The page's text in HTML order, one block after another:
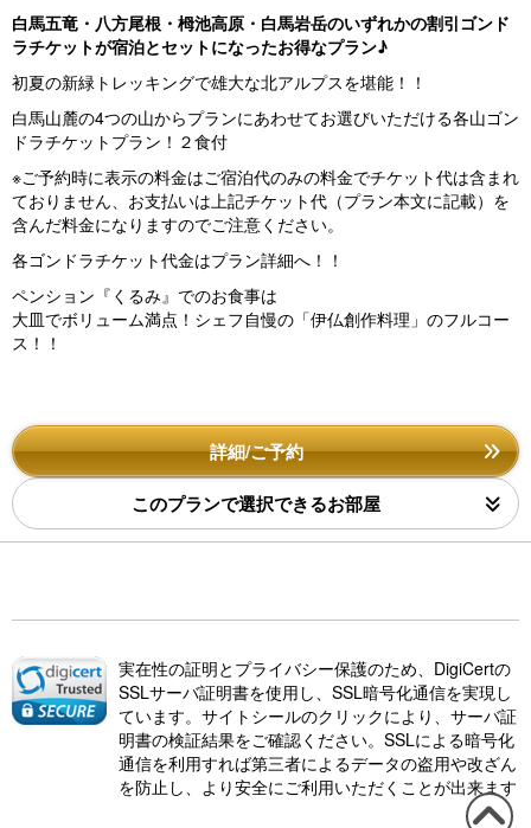
白馬五竜・八方尾根・栂池高原・白馬岩岳のいずれかの割引ゴンド
ラチケットが宿泊とセットになったお得なプラン♪
初夏の新緑トレッキングで雄大な北アルプスを堪能！！
白馬山麓の4つの山からプランにあわせてお選びいただける各山ゴン
ドラチケットプラン！２食付
※ご予約時に表示の料金はご宿泊代のみの料金でチケット代は含まれ
ておりません、お支払いは上記チケット代（プラン本文に記載）を
含んだ料金になりますのでご注意ください。
各ゴンドラチケット代金はプラン詳細へ！！
ペンション『くるみ』でのお食事は
大皿でボリューム満点！シェフ自慢の「伊仏創作料理」のフルコー
ス！！
詳細/ご予約
このプランで選択できるお部屋
実在性の証明とプライバシー保護のため、DigiCertの
SSLサーバ証明書を使用し、SSL暗号化通信を実現し
ています。サイトシールのクリックにより、サーバ証
明書の検証結果をご確認ください。SSLによる暗号化
通信を利用すれば第三者によるデータの盗用や改ざん
を防止し、より安全にご利用いただくことが出来ます